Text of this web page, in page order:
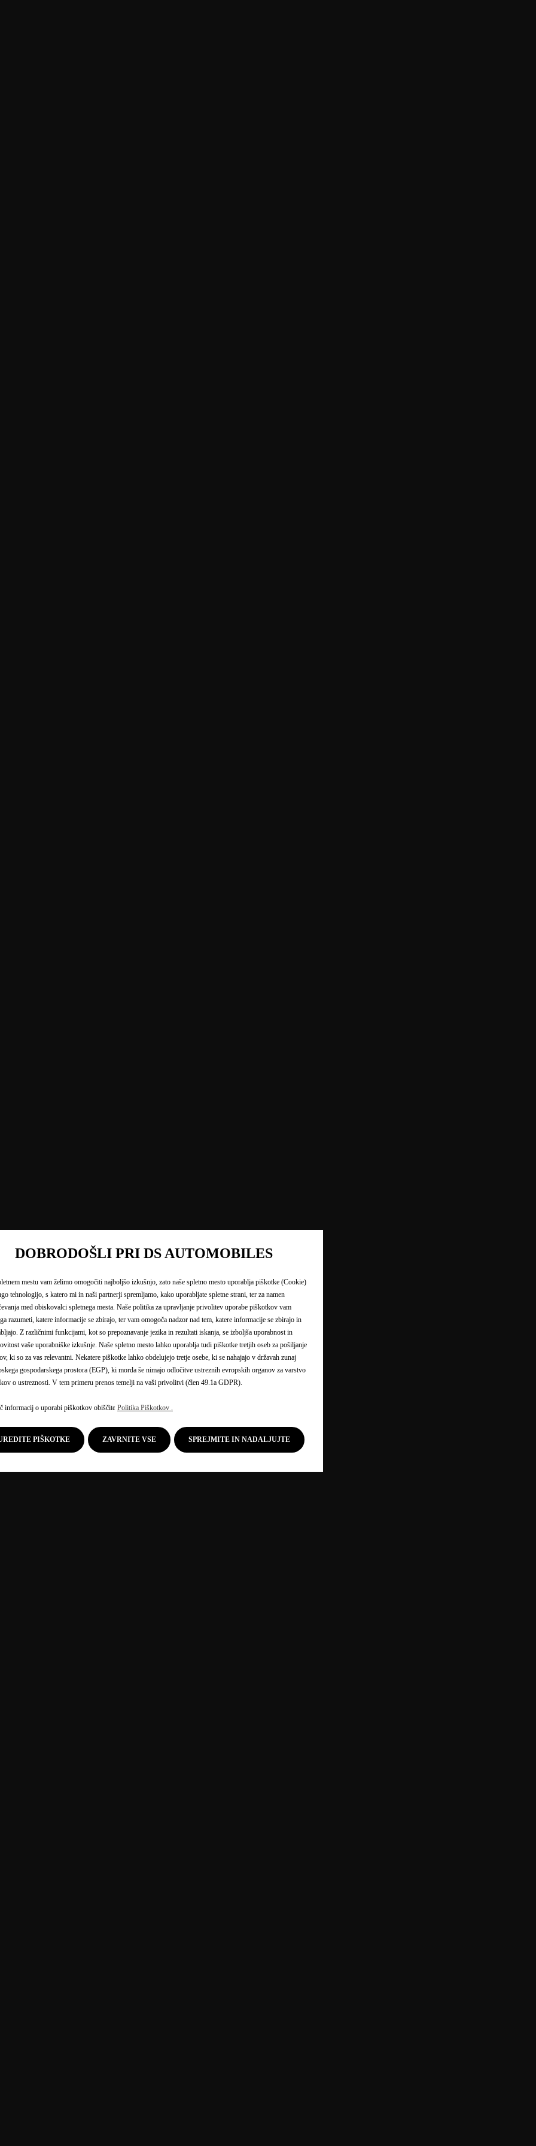
DOBRODOŠLI PRI DS AUTOMOBILES
mestu vam želimo omogočiti najboljšo izkušnjo, zato naše spletno mesto uporablja piškotke (Cookie)
tehnologijo, s katero mi in naši partnerji spremljamo, kako uporabljate spletne strani, ter za namen
med obiskovalci spletnega mesta. Naše politika za upravljanje privolitev uporabe piškotkov vam
razumeti, katere informacije se zbirajo, ter vam omogoča nadzor nad tem, katere informacije se zbirajo in
Z različnimi funkcijami, kot so prepoznavanje jezika in rezultati iskanja, se izboljša uporabnost in
vaše uporabniške izkušnje. Naše spletno mesto lahko uporablja tudi piškotke tretjih oseb za pošiljanje
ki so za vas relevantni. Nekatere piškotke lahko obdelujejo tretje osebe, ki se nahajajo v državah zunaj
gospodarskega prostora (EGP), ki morda še nimajo odločitve ustreznih evropskih organov za varstvo
o ustreznosti. V tem primeru prenos temelji na vaši privolitvi (člen 49.1a GDPR).
informacij o uporabi piškotkov obiščite Politika Piškotkov .
UREDITE PIŠKOTKE SPREJMITE IN NADALJUJTE
ZAVRNITE VSE